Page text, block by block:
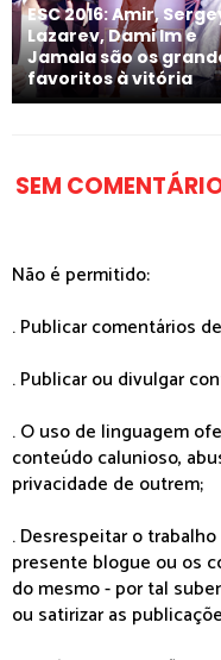
ESC 2016: Amir,
Lazarev, Dami Im e
Jamala são os
favoritos à vitória
SEM
Não é permitido:
. Publicar comentários
. Publicar ou divulgar
. O uso de linguagem
conteúdo calunioso,
privacidade de outrem;
. Desrespeitar o
presente blogue ou os
do mesmo - por tal
ou satirizar as